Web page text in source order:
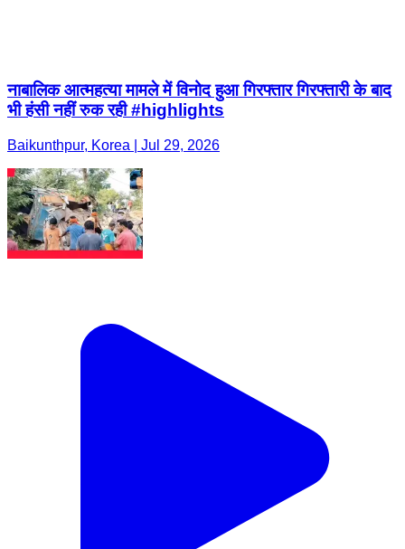
नाबालिक आत्महत्या मामले में विनोद हुआ गिरफ्तार गिरफ्तारी के बाद
भी हंसी नहीं रुक रही #highlights
Baikunthpur, Korea | Jul 29, 2026